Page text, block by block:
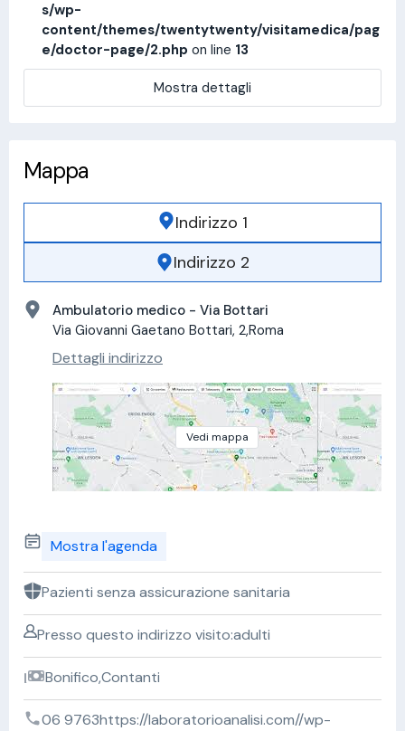
s/wp-
content/themes/twentytwenty/visitamedica/pag
e/doctor-page/2.php on line 13
Mostra dettagli
Mappa
Indirizzo 1
Indirizzo 2
Ambulatorio medico - Via Bottari
Via Giovanni Gaetano Bottari, 2,Roma
Dettagli indirizzo
Vedi mappa
Mostra l'agenda
Pazienti senza assicurazione sanitaria
Presso questo indirizzo visito:adulti
Bonifico,Contanti
06 9763https://laboratorioanalisi.com//wp-